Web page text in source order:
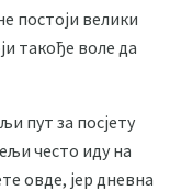
постоји велики
такође воле да
пут за посјету
често иду на
овде, јер дневна